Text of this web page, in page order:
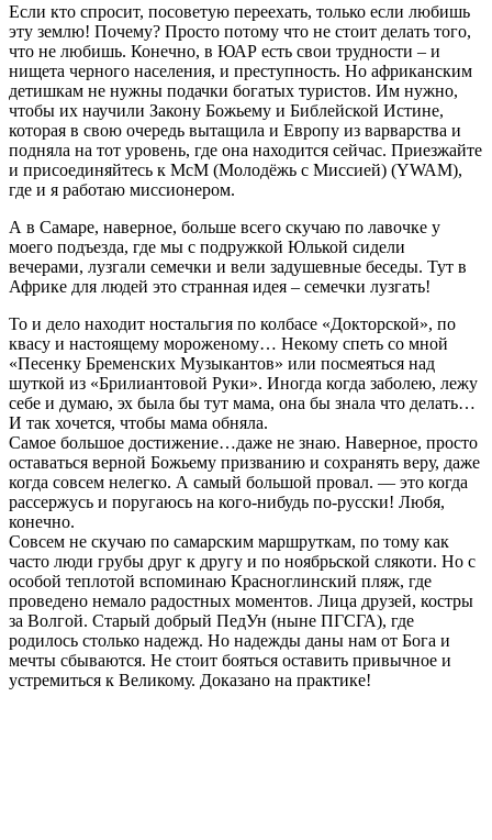
Если кто спросит, посоветую переехать, только если любишь
эту землю! Почему? Просто потому что не стоит делать того,
что не любишь. Конечно, в ЮАР есть свои трудности – и
нищета черного населения, и преступность. Но африканским
детишкам не нужны подачки богатых туристов. Им нужно,
чтобы их научили Закону Божьему и Библейской Истине,
которая в свою очередь вытащила и Европу из варварства и
подняла на тот уровень, где она находится сейчас. Приезжайте
и присоединяйтесь к МсМ (Молодёжь с Миссией) (YWAM),
где и я работаю миссионером.
А в Самаре, наверное, больше всего скучаю по лавочке у
моего подъезда, где мы с подружкой Юлькой сидели
вечерами, лузгали семечки и вели задушевные беседы. Тут в
Африке для людей это странная идея – семечки лузгать!
То и дело находит ностальгия по колбасе «Докторской», по
квасу и настоящему мороженому… Некому спеть со мной
«Песенку Бременских Музыкантов» или посмеяться над
шуткой из «Брилиантовой Руки». Иногда когда заболею, лежу
себе и думаю, эх была бы тут мама, она бы знала что делать…
И так хочется, чтобы мама обняла.
Самое большое достижение…даже не знаю. Наверное, просто
оставаться верной Божьему призванию и сохранять веру, даже
когда совсем нелегко. А самый большой провал. — это когда
рассержусь и поругаюсь на кого-нибудь по-русски! Любя,
конечно.
Совсем не скучаю по самарским маршруткам, по тому как
часто люди грубы друг к другу и по ноябрьской слякоти. Но с
особой теплотой вспоминаю Красноглинский пляж, где
проведено немало радостных моментов. Лица друзей, костры
за Волгой. Старый добрый ПедУн (ныне ПГСГА), где
родилось столько надежд. Но надежды даны нам от Бога и
мечты сбываются. Не стоит бояться оставить привычное и
устремиться к Великому. Доказано на практике!